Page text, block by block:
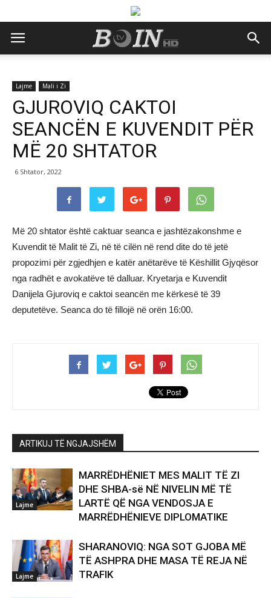
Lajme Mali i Zi
GJUROVIQ CAKTOI
SEANCËN E KUVENDIT PËR
MË 20 SHTATOR
6 Shtator, 2022
Më 20 shtator është caktuar seanca e jashtëzakonshme e
Kuvendit të Malit të Zi, në të cilën në rend dite do të jetë
propozimi për zgjedhjen e katër anëtarëve të Këshillit Gjyqësor
nga radhët e avokatëve të dalluar. Kryetarja e Kuvendit
Danijela Gjuroviq e caktoi seancën me kërkesë të 39
deputetëve. Seanca do të fillojë në orën 16:00.
ARTIKUJ TË NGJAJSHËM
Lajme
MARRËDHËNIET MES MALIT TË ZI
DHE SHBA-së NË NIVELIN MË TË
LARTË QË NGA VENDOSJA E
MARRËDHËNIEVE DIPLOMATIKE
Lajme
SHARANOVIQ: NGA SOT GJOBA MË
TË ASHPRA DHE MASA TË REJA NË
TRAFIK